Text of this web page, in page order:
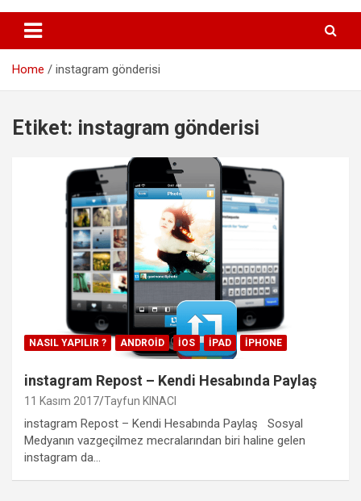
Home instagram gönderisi
Etiket: instagram gönderisi
NASIL YAPILIR ? ANDROID IOS IPAD IPHONE
instagram Repost – Kendi Hesabında Paylaş
11 Kasım 2017 Tayfun KINACI
instagram Repost – Kendi Hesabında Paylaş Sosyal
Medyanın vazgeçilmez mecralarından biri haline gelen
instagram da…